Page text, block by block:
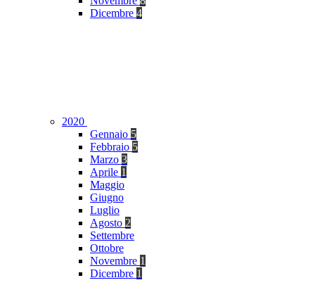
Dicembre 4
2020
Gennaio 5
Febbraio 5
Marzo 3
Aprile 1
Maggio
Giugno
Luglio
Agosto 2
Settembre
Ottobre
Novembre 1
Dicembre 1